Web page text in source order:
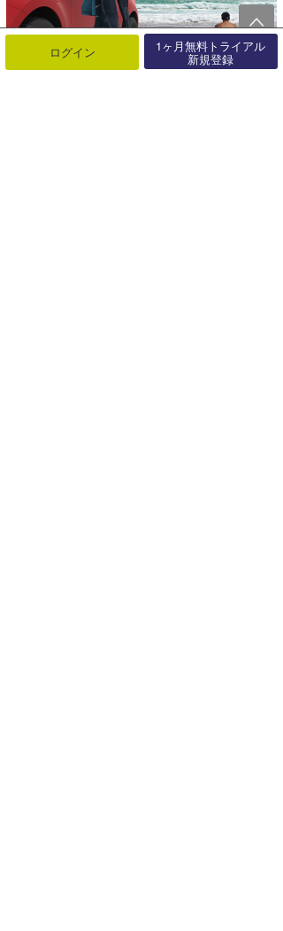
ログイン 1ヶ月無料トライアル
新規登録